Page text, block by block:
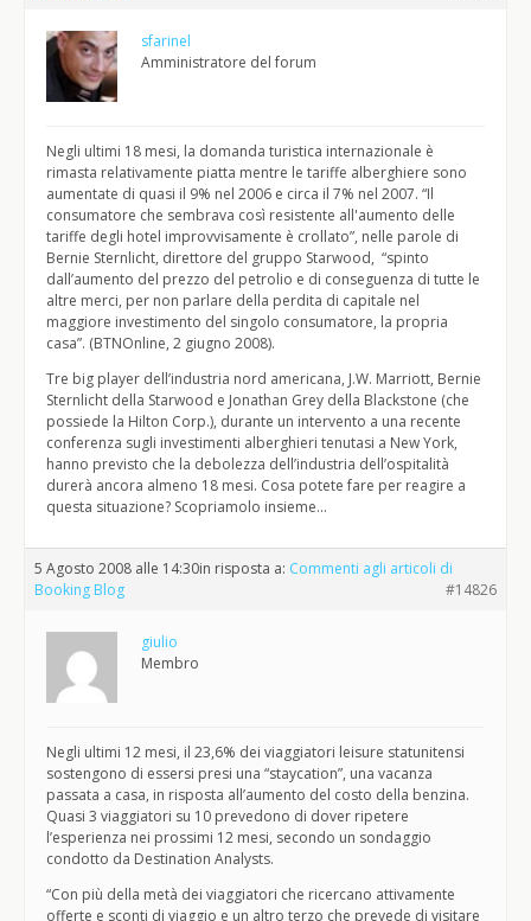
sfarinel
Amministratore del forum
Negli ultimi 18 mesi, la domanda turistica internazionale è
rimasta relativamente piatta mentre le tariffe alberghiere sono
aumentate di quasi il 9% nel 2006 e circa il 7% nel 2007. “Il
consumatore che sembrava così resistente all'aumento delle
tariffe degli hotel improvvisamente è crollato”, nelle parole di
Bernie Sternlicht, direttore del gruppo Starwood, “spinto
dall’aumento del prezzo del petrolio e di conseguenza di tutte le
altre merci, per non parlare della perdita di capitale nel
maggiore investimento del singolo consumatore, la propria
casa”. (BTNOnline, 2 giugno 2008).
Tre big player dell’industria nord americana, J.W. Marriott, Bernie
Sternlicht della Starwood e Jonathan Grey della Blackstone (che
possiede la Hilton Corp.), durante un intervento a una recente
conferenza sugli investimenti alberghieri tenutasi a New York,
hanno previsto che la debolezza dell’industria dell’ospitalità
durerà ancora almeno 18 mesi. Cosa potete fare per reagire a
questa situazione? Scopriamolo insieme…
5 Agosto 2008 alle 14:30in risposta a: Commenti agli articoli di
Booking Blog
#14826
giulio
Membro
Negli ultimi 12 mesi, il 23,6% dei viaggiatori leisure statunitensi
sostengono di essersi presi una “staycation”, una vacanza
passata a casa, in risposta all’aumento del costo della benzina.
Quasi 3 viaggiatori su 10 prevedono di dover ripetere
l’esperienza nei prossimi 12 mesi, secondo un sondaggio
condotto da Destination Analysts.
“Con più della metà dei viaggiatori che ricercano attivamente
offerte e sconti di viaggio e un altro terzo che prevede di visitare